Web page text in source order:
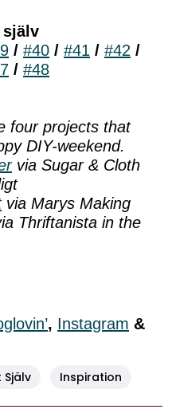
själv
/ #40 / #41 / #42 /
/ #48
four projects that
DIY-weekend.
via Sugar & Cloth
via Marys Making
Thriftanista in the
, Instagram &
Själv Inspiration